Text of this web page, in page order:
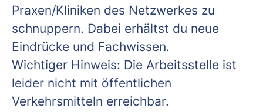
Praxen/Kliniken des Netzwerkes zu
schnuppern. Dabei erhältst du neue
Eindrücke und Fachwissen.
Wichtiger Hinweis: Die Arbeitsstelle ist
leider nicht mit öffentlichen
Verkehrsmitteln erreichbar.